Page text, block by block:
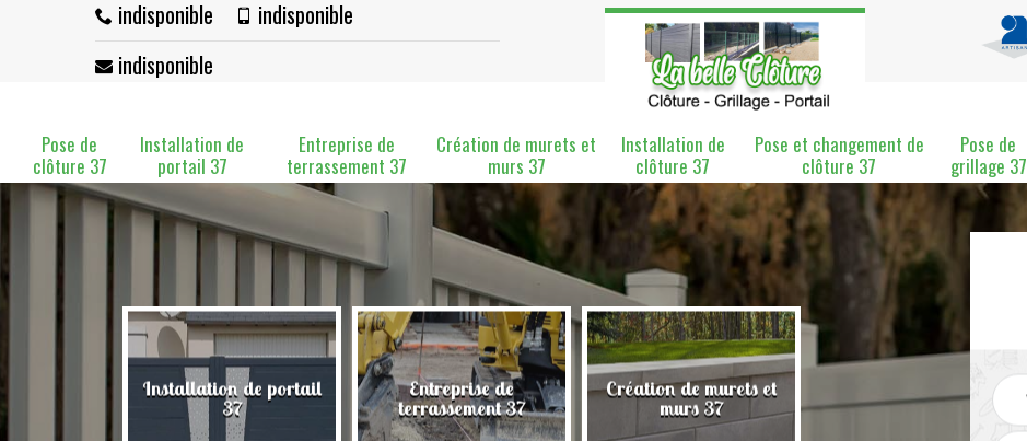
indisponible
indisponible
indisponible
Pose de
clôture 37
Installation de
portail 37
Entreprise de
terrassement 37
Création de murets et
murs 37
Installation de
clôture 37
Pose et changement de
clôture 37
Pose de
grillage 37
37 Installation de portail
37
Entreprise de
terrassement 37
Création de murets et
murs 37
Installation de clôture
37